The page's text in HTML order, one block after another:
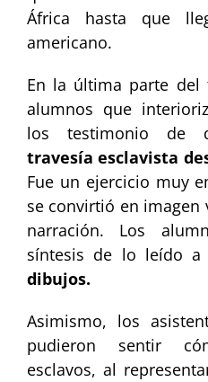
África hasta que
americano.
En la última parte del
alumnos que
los testimonio de
travesía esclavista
Fue un ejercicio muy
se convirtió en
narración. Los
síntesis de lo leído a
dibujos.
Asimismo, los
pudieron sentir
esclavos, al